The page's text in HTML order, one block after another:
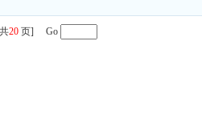
20 页] Go